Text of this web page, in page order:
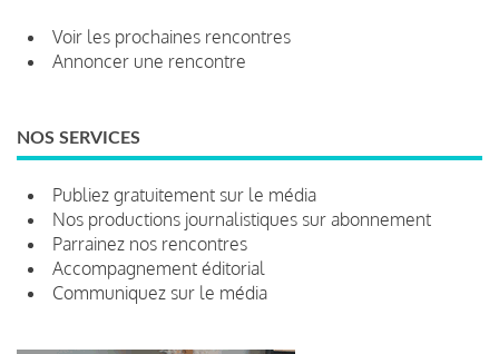
Voir les prochaines rencontres
Annoncer une rencontre
NOS SERVICES
Publiez gratuitement sur le média
Nos productions journalistiques sur abonnement
Parrainez nos rencontres
Accompagnement éditorial
Communiquez sur le média